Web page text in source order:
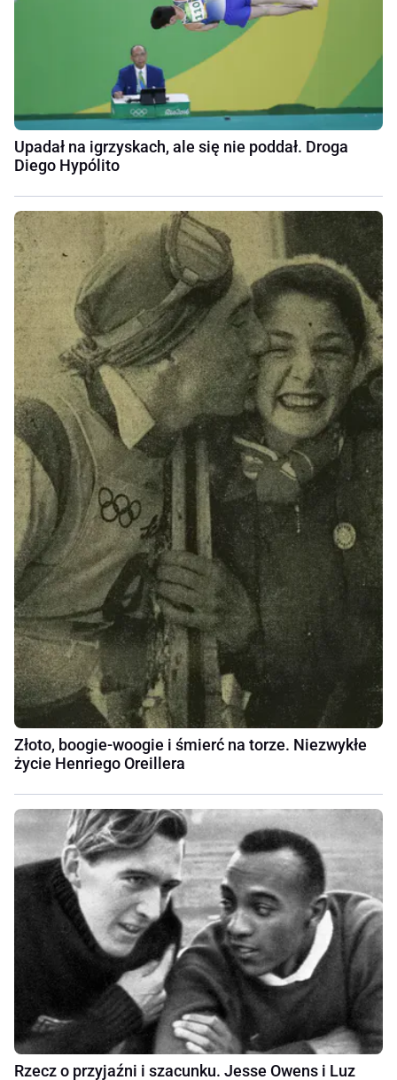
Upadał na igrzyskach, ale się nie poddał. Droga
Diego Hypólito
Złoto, boogie-woogie i śmierć na torze. Niezwykłe
życie Henriego Oreillera
Rzecz o przyjaźni i szacunku. Jesse Owens i Luz